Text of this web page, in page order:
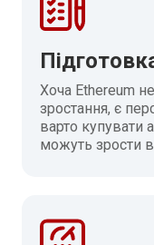
Хоча Ethereum
зростання, є
варто купувати
можуть зрости в